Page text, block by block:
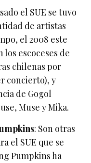
el SUE se tuvo
de artistas
el 2008 este
escoceses de
chilenas por
concierto), y
de Gogol
Muse y Mika.
: Son otras
el SUE que se
Pumpkins ha